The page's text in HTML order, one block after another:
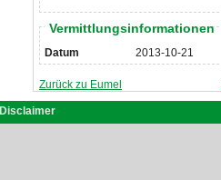
Vermittlungsinformationen
Datum 2013-10-21
Zurück zu Eumel
Disclaimer